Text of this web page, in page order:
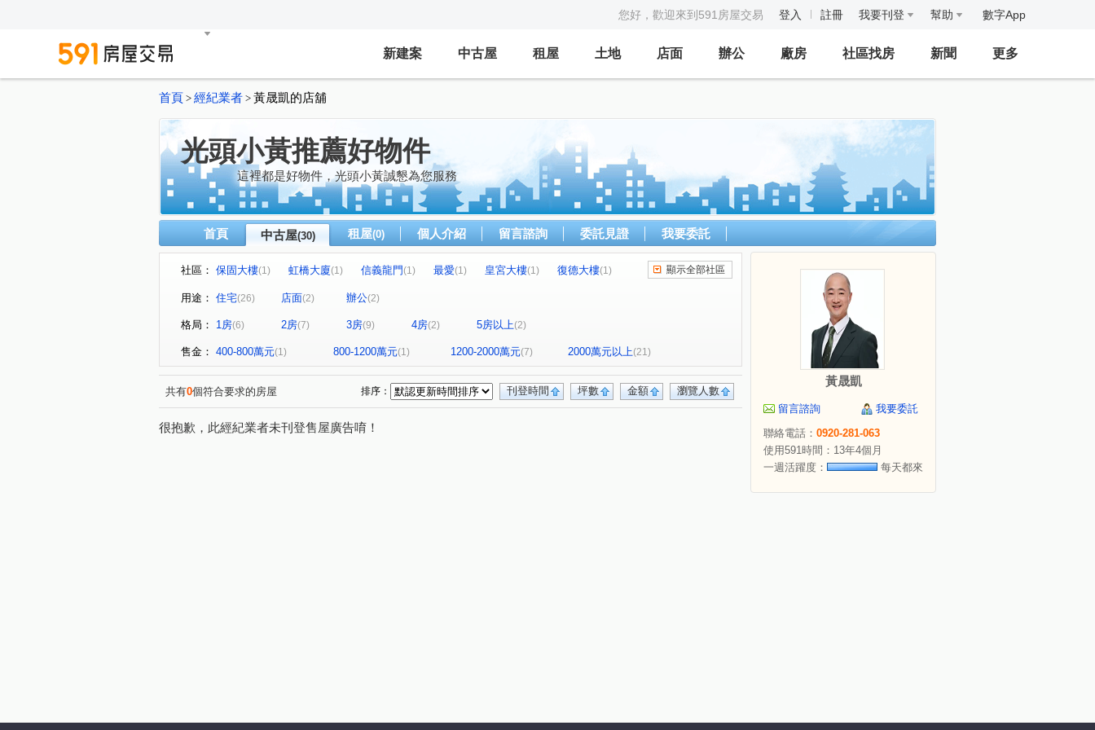
您好，歡迎來到591房屋交易 登入 註冊 我要刊登 幫助 數字App
新建案 中古屋 租屋 土地 店面 辦公 廠房 社區找房 新聞 更多
首頁 > 經紀業者 > 黃晟凱的店舖
光頭小黃推薦好物件
這裡都是好物件，光頭小黃誠懇為您服務
首頁 中古屋(30) 租屋(0) 個人介紹 留言諮詢 委託見證 我要委託
社區： 保固大樓(1) 虹橋大廈(1) 信義龍門(1) 最愛(1) 皇宮大樓(1) 復德大樓(1)
第一廣場 民權米勒AB區 (1)
小品川 青隅(1) 羅斯福路三段 迪化街二段 (1) 泉源路
福德街(1) 復興南路二段(1) 景華街(1) 臨沂街(1) 新生北路三段 (1)
八德路三段(1) 溪尾街(1) 民權東路一段(1) 和平東路三段(1) 龍江路(2)
中正路(1) 光明路(1) 錦州街(1) 民生東路一段
新生北路一段(1) 重慶北路三段(1) 復興北路(1) 重安街(1) 成功路五段(1)
元信一街(1) 文德路(1) 重慶北路二段
顯示全部社區
用途： 住宅(26) 店面(2) 辦公(2)
格局： 1房(6) 2房(7) 3房(9) 4房(2) 5房以上(2)
售金： 400-800萬元(1) 800-1200萬元(1) 1200-2000萬元(7) 2000萬元以上(21)
共有0個符合要求的房屋 瀏覽人數
金額
坪數
刊登時間
排序：
很抱歉，此經紀業者未刊登售屋廣告唷！
黃晟凱
留言諮詢
我要委託
聯絡電話： 0920-281-063
使用591時間：13年4個月
一週活躍度：
每天都來